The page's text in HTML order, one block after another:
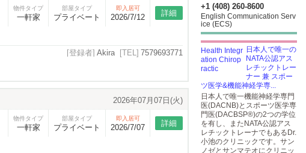
物件タイプ
一軒家
部屋タイプ
プライベート
即入居可
2026/7/12 詳細
[登録者] Akira [TEL] 7579693771
2026年07月07日(火)
物件タイプ
一軒家
部屋タイプ
プライベート
即入居可
2026/7/07 詳細
+1 (408) 260-8600
English Communication Serv
ice (ECS)
日本人で唯一の
NATA公認アス
レチックトレー
ナー 兼 スポー
ツ医学&機能神経学専...
日本人で唯一機能神経学専門
医(DACNB)とスポーツ医学専
門医(DACBSP®)の2つの学位
を有し、またNATA公認アス
レチックトレーナでもあるDr.
小池のクリニックです。サン
ノゼとサンマテオにクリニッ